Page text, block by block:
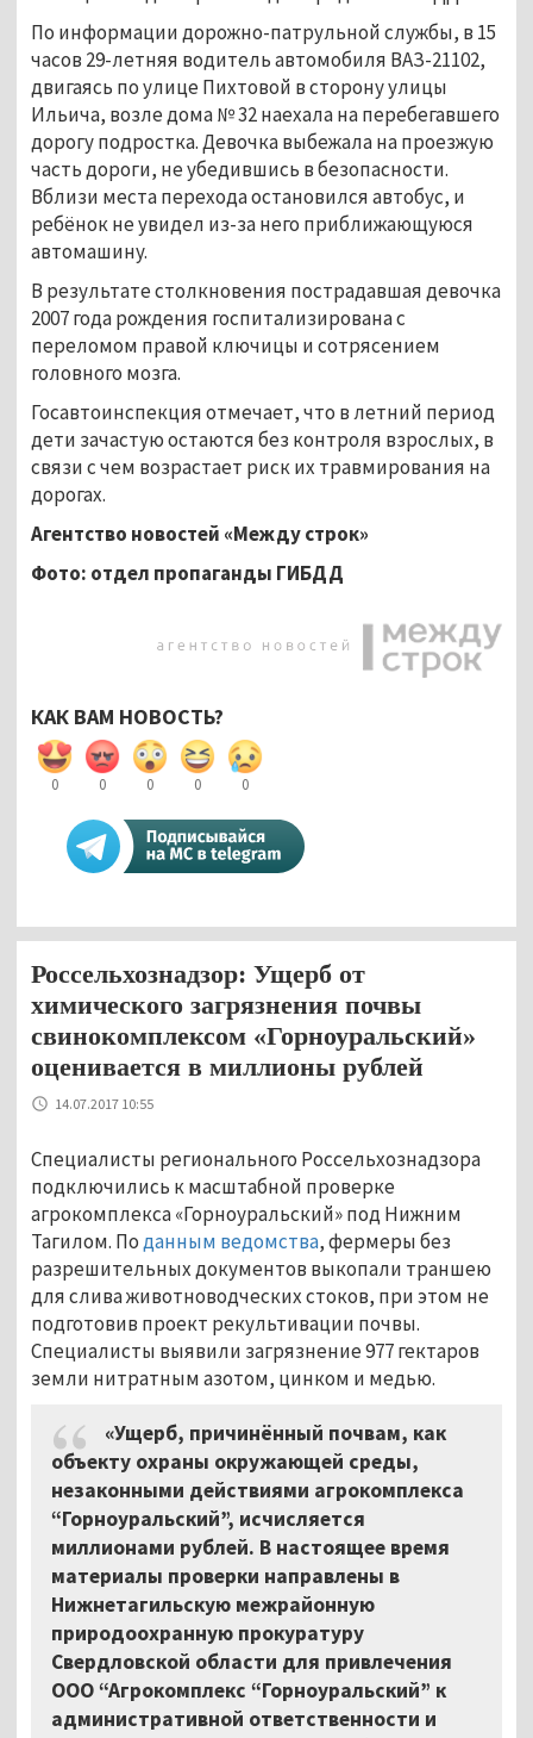
По информации дорожно-патрульной службы, в 15
часов 29-летняя водитель автомобиля ВАЗ-21102,
двигаясь по улице Пихтовой в сторону улицы
Ильича, возле дома № 32 наехала на перебегавшего
дорогу подростка. Девочка выбежала на проезжую
часть дороги, не убедившись в безопасности.
Вблизи места перехода остановился автобус, и
ребёнок не увидел из-за него приближающуюся
автомашину.
В результате столкновения пострадавшая девочка
2007 года рождения госпитализирована с
переломом правой ключицы и сотрясением
головного мозга.
Госавтоинспекция отмечает, что в летний период
дети зачастую остаются без контроля взрослых, в
связи с чем возрастает риск их травмирования на
дорогах.
Агентство новостей «Между строк»
Фото: отдел пропаганды ГИБДД
КАК ВАМ НОВОСТЬ?
0 0 0 0 0
Россельхознадзор: Ущерб от
химического загрязнения почвы
свинокомплексом «Горноуральский»
оценивается в миллионы рублей
14.07.2017 10:55
Специалисты регионального Россельхознадзора
подключились к масштабной проверке
агрокомплекса «Горноуральский» под Нижним
Тагилом. Поданным ведомства, фермеры без
разрешительных документов выкопали траншею
для слива животноводческих стоков, при этом не
подготовив проект рекультивации почвы.
Специалисты выявили загрязнение 977 гектаров
земли нитратным азотом, цинком и медью.
«Ущерб, причинённый почвам, как
объекту охраны окружающей среды,
незаконными действиями агрокомплекса
“Горноуральский”, исчисляется
миллионами рублей. В настоящее время
материалы проверки направлены в
Нижнетагильскую межрайонную
природоохранную прокуратуру
Свердловской области для привлечения
ООО “Агрокомплекс “Горноуральский” к
административной ответственности и